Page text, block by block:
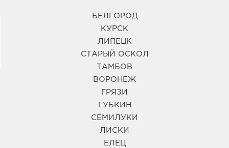
БЕЛГОРОД
КУРСК
ЛИПЕЦК
СТАРЫЙ ОСКОЛ
ТАМБОВ
ВОРОНЕЖ
ГРЯЗИ
ГУБКИН
СЕМИЛУКИ
ЛИСКИ
ЕЛЕЦ